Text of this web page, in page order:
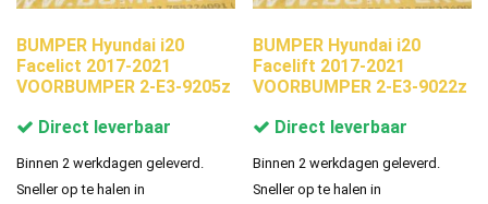
BUMPER Hyundai i20
Facelict 2017-2021
VOORBUMPER 2-E3-9205z
Direct leverbaar
Binnen 2 werkdagen geleverd.
Sneller op te halen in
BUMPER Hyundai i20
Facelift 2017-2021
VOORBUMPER 2-E3-9022z
Direct leverbaar
Binnen 2 werkdagen geleverd.
Sneller op te halen in